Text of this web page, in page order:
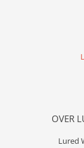
OVER
Lured